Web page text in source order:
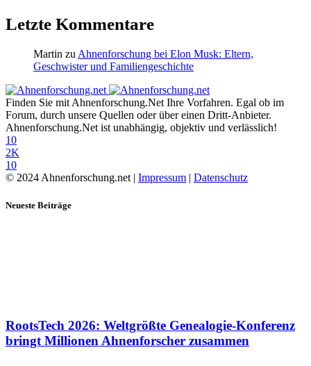
Letzte Kommentare
Martin zu Ahnenforschung bei Elon Musk: Eltern,
Geschwister und Familiengeschichte
Finden Sie mit Ahnenforschung.Net Ihre Vorfahren. Egal ob im
Forum, durch unsere Quellen oder über einen Dritt-Anbieter.
Ahnenforschung.Net ist unabhängig, objektiv und verlässlich!
10
2K
10
© 2024 Ahnenforschung.net | Impressum | Datenschutz
Neueste Beiträge
RootsTech 2026: Weltgrößte Genealogie-Konferenz
bringt Millionen Ahnenforscher zusammen